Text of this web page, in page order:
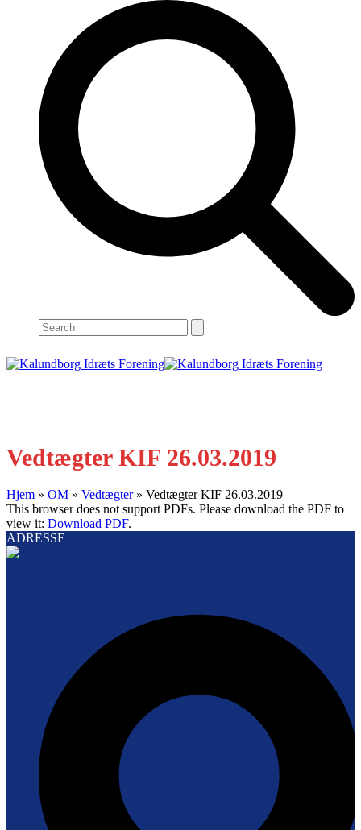
Search
Vedtægter KIF 26.03.2019
Hjem » OM » Vedtægter» Vedtægter KIF 26.03.2019
This browser does not support PDFs. Please download the PDF to
view it: Download PDF.
ADRESSE